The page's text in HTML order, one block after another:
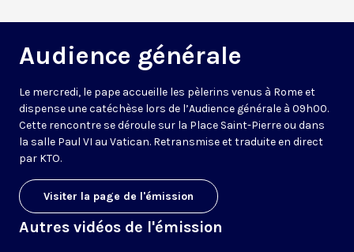
Audience générale
Le mercredi, le pape accueille les pèlerins venus à Rome et
dispense une catéchèse lors de l’Audience générale à 09h00.
Cette rencontre se déroule sur la Place Saint-Pierre ou dans
la salle Paul VI au Vatican. Retransmise et traduite en direct
par KTO.
Visiter la page de l'émission
Autres vidéos de l'émission